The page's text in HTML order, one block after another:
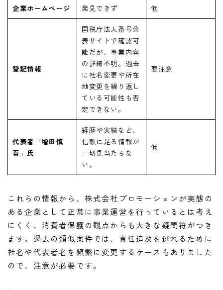
企業ホームページ 発見できず 低
登記情報
国税庁法人番号公
表サイトで確認可
能だが、事業内容
の詳細不明。過去
に社名変更や所在
地変更を繰り返し
ている可能性も否
定できない。
要注意
代表者「増田慎
吾」氏
経歴や実績など、
信頼に足る情報が
一切見当たらな
い。
低
これらの情報から、株式会社プロモーションが実態の
ある企業として正常に事業運営を行っているとは考え
にくく、消費者保護の観点からも大きな疑問符がつき
ます。過去の類似案件では、責任追及を逃れるために
社名や代表者名を頻繁に変更するケースもありました
ので、注意が必要です。